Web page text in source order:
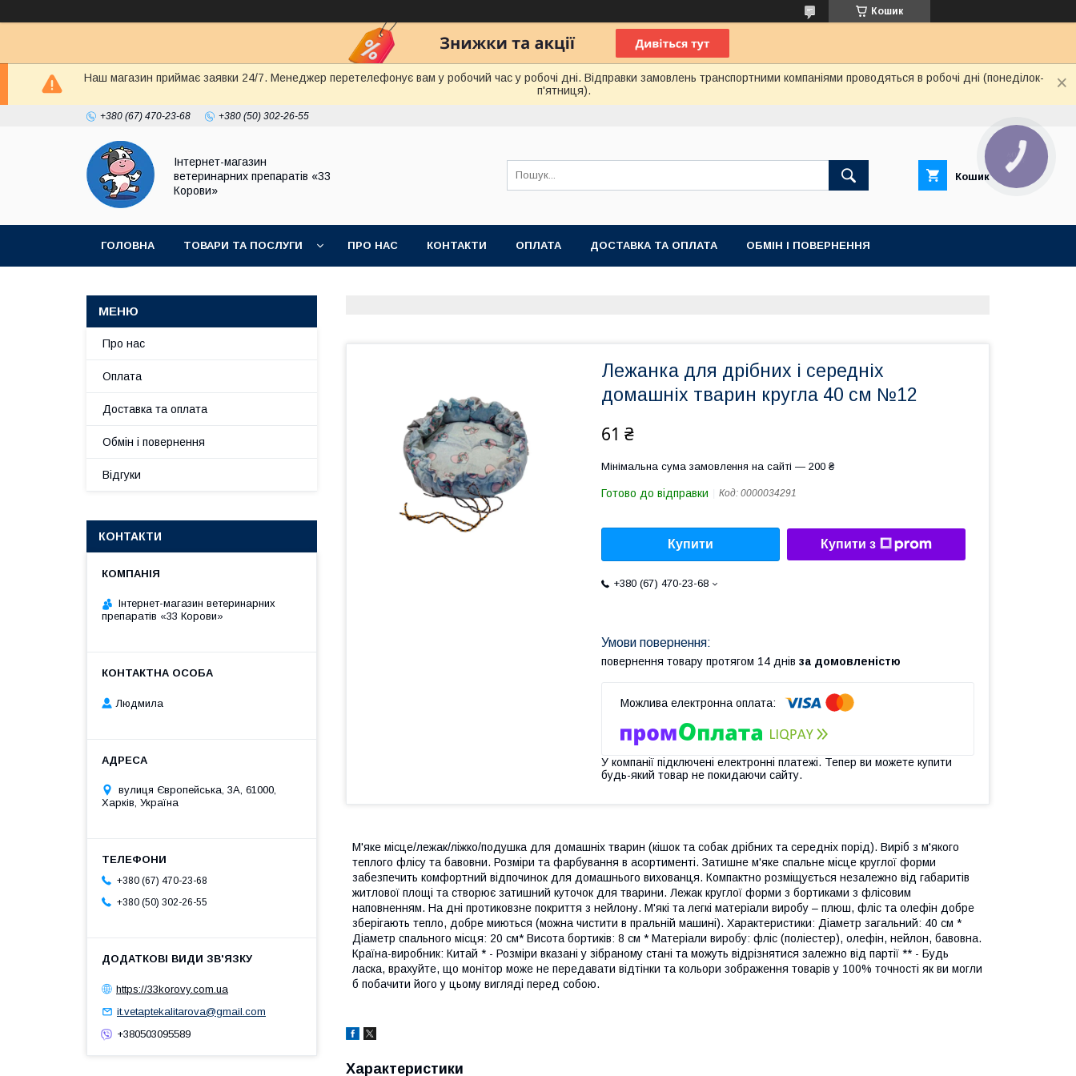
Кошик
Наш магазин приймає заявки 24/7. Менеджер перетелефонує вам у робочий час у робочі дні. Відправки замовлень транспортними компаніями проводяться в робочі дні (понеділок-
п'ятниця).
+380 (67) 470-23-68 +380 (50) 302-26-55
Інтернет-магазин
ветеринарних препаратів «33
Корови»
Кошик
ГОЛОВНА ТОВАРИ ТА ПОСЛУГИ ПРО НАС КОНТАКТИ ОПЛАТА ДОСТАВКА ТА ОПЛАТА ОБМІН І ПОВЕРНЕННЯ
Лежанка для дрібних і середніх
домашніх тварин кругла 40 см №12
61 ₴
Мінімальна сума замовлення на сайті — 200 ₴
Готово до відправки Код: 0000034291
Купити Купити з
+380 (67) 470-23-68
повернення товару протягом 14 днів за домовленістю
У компанії підключені електронні платежі. Тепер ви можете купити
будь-який товар не покидаючи сайту.
М'яке місце/лежак/ліжко/подушка для домашніх тварин (кішок та собак дрібних та середніх порід). Виріб з м'якого
теплого флісу та бавовни. Розміри та фарбування в асортименті. Затишне м'яке спальне місце круглої форми
забезпечить комфортний відпочинок для домашнього вихованця. Компактно розміщується незалежно від габаритів
житлової площі та створює затишний куточок для тварини. Лежак круглої форми з бортиками з флісовим
наповненням. На дні протиковзне покриття з нейлону. М'які та легкі матеріали виробу – плюш, фліс та олефін добре
зберігають тепло, добре миються (можна чистити в пральній машині). Характеристики: Діаметр загальний: 40 см *
Діаметр спального місця: 20 см* Висота бортиків: 8 см * Матеріали виробу: фліс (поліестер), олефін, нейлон, бавовна.
Країна-виробник: Китай * - Розміри вказані у зібраному стані та можуть відрізнятися залежно від партії ** - Будь
ласка, врахуйте, що монітор може не передавати відтінки та кольори зображення товарів у 100% точності як ви могли
б побачити його у цьому вигляді перед собою.
Характеристики
Про нас
Оплата
Доставка та оплата
Обмін і повернення
Відгуки
КОНТАКТИ
Інтернет-магазин ветеринарних
препаратів «33 Корови»
Людмила
вулиця Європейська, 3А, 61000,
Харків, Україна
+380 (67) 470-23-68
+380 (50) 302-26-55
https://33korovy.com.ua
it.vetaptekalitarova@gmail.com
+380503095589
КНОПКА
ЗВ'ЯЗКУ